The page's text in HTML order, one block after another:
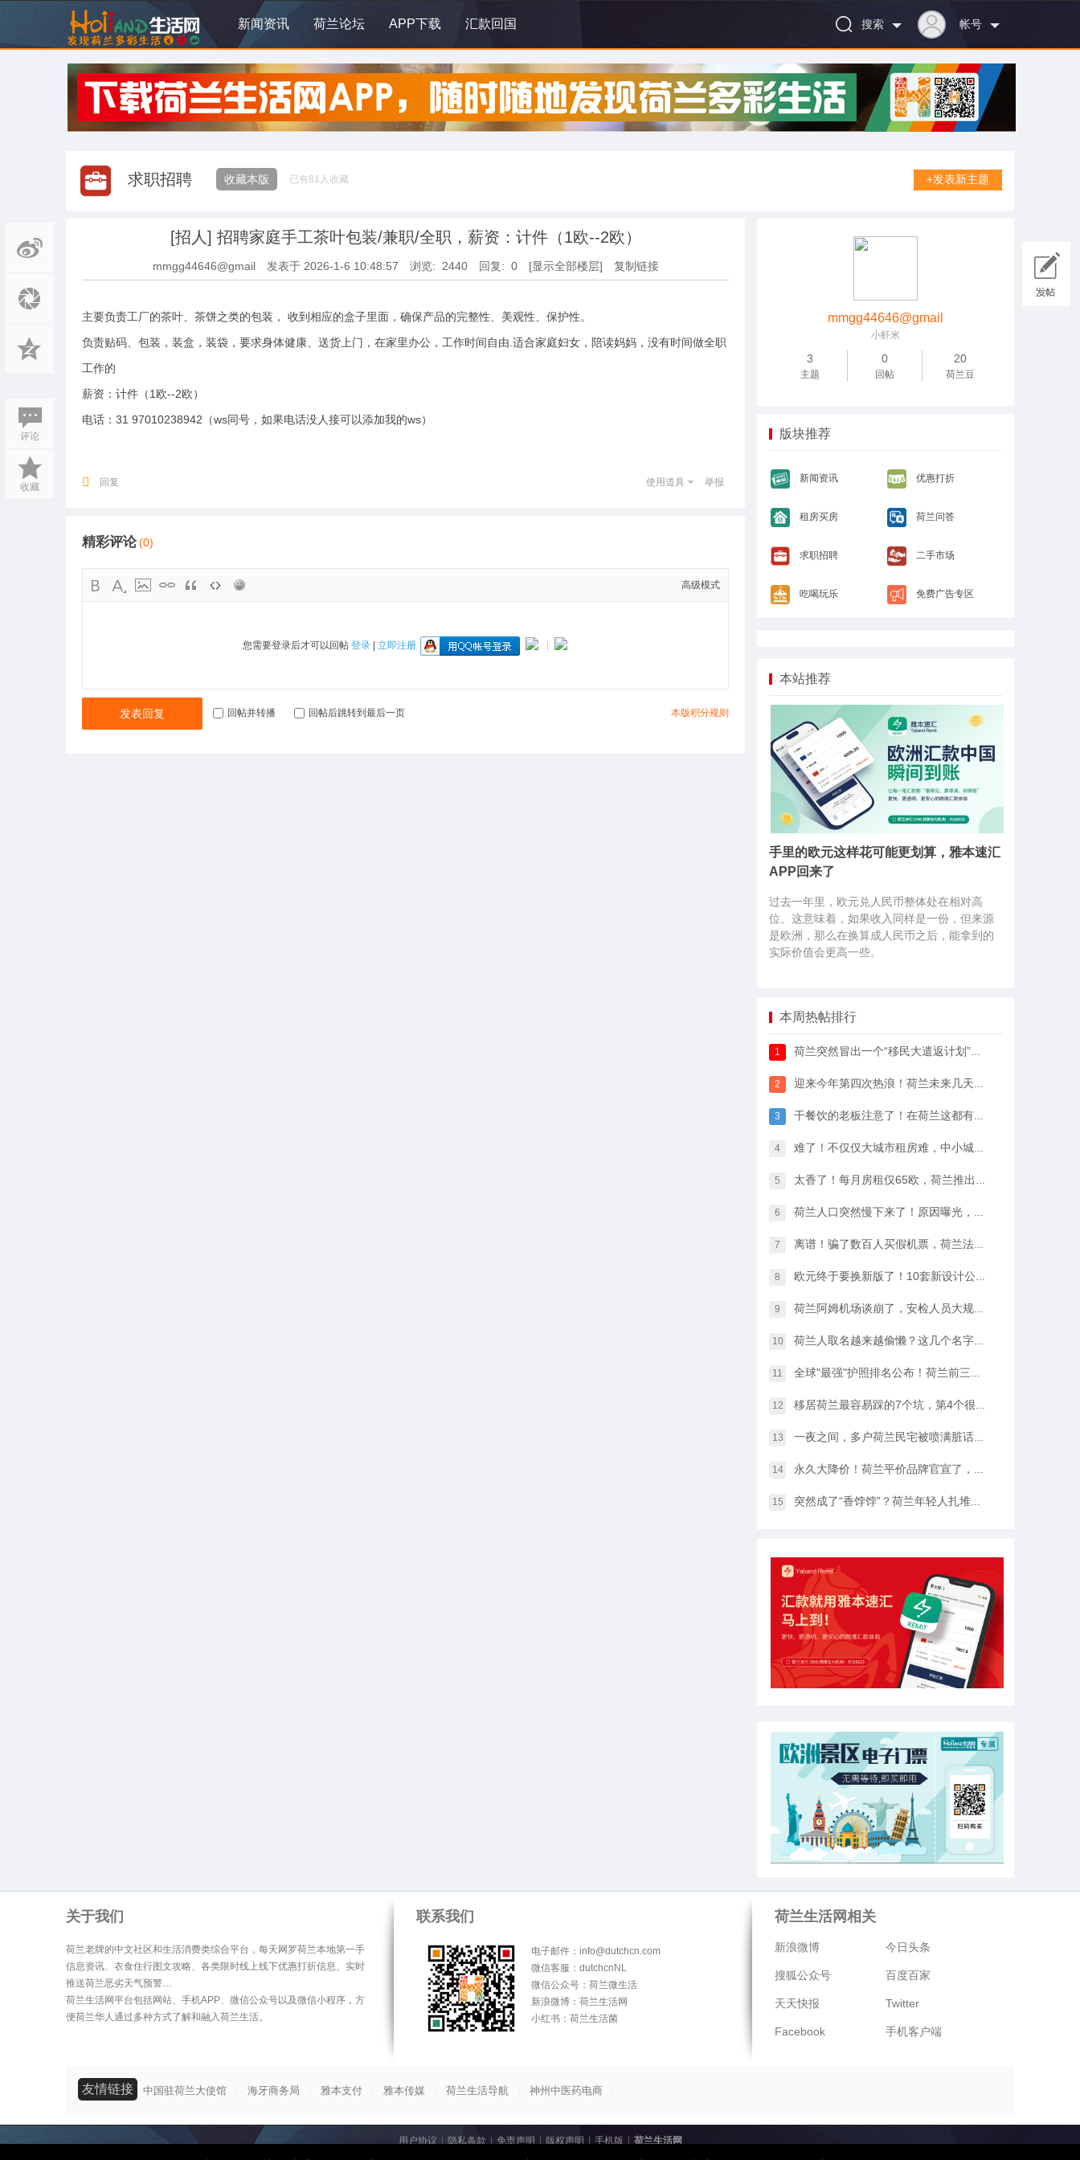
新闻资讯 荷兰论坛 APP下载 汇款回国 帐号
搜索
求职招聘 收藏本版 已有81 人收藏 +发表新主题
评论
收藏
[招人] 招聘家庭手工茶叶包装/兼职/全职，薪资：计件（1欧--2欧）
mmgg44646@gmail 发表于 2026-1-6 10:48:57 浏览: 2440 回复: 0 [显示全部楼层] 复制链接
主要负责工厂的茶叶、茶饼之类的包装， 收到相应的盒子里面，确保产品的完整性、美观性、保护性。
负责贴码、包装，装盒，装袋，要求身体健康、送货上门，在家里办公，工作时间自由.适合家庭妇女，陪读妈妈，没有时间做全职
工作的
薪资：计件（1欧--2欧）
电话：31 97010238942（ws同号，如果电话没人接可以添加我的ws）
回复 使用道具 举报
精彩评论(0)
高级模式
您需要登录后才可以回帖 登录| 立即注册
本版积分规则
发表回复 回帖并转播 回帖后跳转到最后一页
mmgg44646@gmail
小虾米
3
主题
0
回帖
20
荷兰豆
版块推荐
新闻资讯 优惠打折
租房买房 荷兰问答
求职招聘 二手市场
吃喝玩乐 免费广告专区
本站推荐
手里的欧元这样花可能更划算，雅本速汇
APP回来了
过去一年里，欧元兑人民币整体处在相对高
位。这意味着，如果收入同样是一份，但来源
是欧洲，那么在换算成人民币之后，能拿到的
实际价值会更高一些。
本周热帖排行
1 荷兰突然冒出一个“移民大遣返计划”，64万人已经签字支持
2 迎来今年第四次热浪！荷兰未来几天最高33℃，八月中开始…
3 干餐饮的老板注意了！在荷兰这都有人偷，全过程很淡定
4 难了！不仅仅大城市租房难，中小城市的房租开始暴涨
5 太香了！每月房租仅65欧，荷兰推出学生住宿优惠福利…
6 荷兰人口突然慢下来了！原因曝光，不是因为没人生孩子
7 离谱！骗了数百人买假机票，荷兰法院竟然没判他坐牢
8 欧元终于要换新版了！10套新设计公布，你最喜欢哪一款？
9 荷兰阿姆机场谈崩了，安检人员大规模停工越来越近…
10 荷兰人取名越来越偷懒？这几个名字几乎满大街都是
11 全球"最强"护照排名公布！荷兰前三，中国护照进步很大
12 移居荷兰最容易踩的7个坑，第4个很多人都会中招…
13 一夜之间，多户荷兰民宅被喷满脏话，只因支持难民…
14 永久大降价！荷兰平价品牌官宣了，将硬扛Temu和SHEIN
15 突然成了“香饽饽”？荷兰年轻人扎堆当老师，发生了什么？
关于我们
荷兰老牌的中文社区和生活消费类综合平台，每天网罗荷兰本地第一手
信息资讯、衣食住行图文攻略、各类限时线上线下优惠打折信息、实时
推送荷兰恶劣天气预警…
荷兰生活网平台包括网站、手机APP、微信公众号以及微信小程序，方
便荷兰华人通过多种方式了解和融入荷兰生活。
联系我们
电子邮件：info@dutchcn.com
微信客服：dutchcnNL
微信公众号：荷兰微生活
新浪微博：荷兰生活网
小红书：荷兰生活菌
荷兰生活网相关
新浪微博 今日头条
搜狐公众号 百度百家
天天快报 Twitter
Facebook 手机客户端
友情链接 中国驻荷兰大使馆 海牙商务局 雅本支付 雅本传媒 荷兰生活导航 神州中医药电商
用户协议 | 隐私条款 | 免责声明 | 版权声明 | 手机版 | 荷兰生活网
荷兰生活网 All Rights Reserved